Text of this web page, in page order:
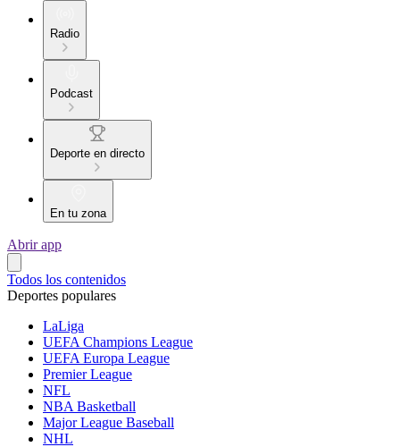
Radio
Podcast
Deporte en directo
En tu zona
Abrir app
Todos los contenidos
Deportes populares
LaLiga
UEFA Champions League
UEFA Europa League
Premier League
NFL
NBA Basketball
Major League Baseball
NHL